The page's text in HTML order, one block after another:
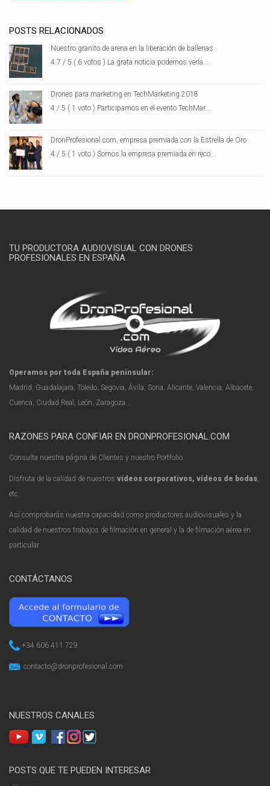
POSTS RELACIONADOS
Nuestro granito de arena en la liberación de ballenas
4.7 / 5 ( 6 votos ) La grata noticia podemos verla...
Drones para marketing en TechMarketing 2018
4 / 5 ( 1 voto ) Participamos en el evento TechMar...
DronProfesional.com, empresa premiada con la Estrella de Oro
4 / 5 ( 1 voto ) Somos la empresa premiada en reco...
TU PRODUCTORA AUDIOVISUAL CON DRONES
PROFESIONALES EN ESPAÑA
Operamos por toda España peninsular:
Madrid, Guadalajara, Toledo, Segovia, Ávila, Soria, Alicante, Valencia, Albacete,
Cuenca, Ciudad Real, León, Zaragoza...
RAZONES PARA CONFIAR EN DRONPROFESIONAL.COM
Consulta nuestra página de Clientes y nuestro Portfolio.
Disfruta de la calidad de nuestros vídeos corporativos, vídeos de bodas
etc.
Así comprobarás nuestra capacidad como productores audiovisuales y la
calidad de nuestros trabajos de filmación en general y la de filmación aérea en
particular.
CONTÁCTANOS
+34 606 411 729
contacto@dronprofesional.com
NUESTROS CANALES
POSTS QUE TE PUEDEN INTERESAR